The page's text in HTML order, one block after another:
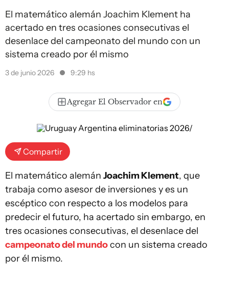
El matemático alemán Joachim Klement ha
acertado en tres ocasiones consecutivas el
desenlace del campeonato del mundo con un
sistema creado por él mismo
3 de junio 2026 9:29 hs
Agregar El Observador en
Compartir
El matemático alemán Joachim Klement, que
trabaja como asesor de inversiones y es un
escéptico con respecto a los modelos para
predecir el futuro, ha acertado sin embargo, en
tres ocasiones consecutivas, el desenlace del
campeonato del mundocon un sistema creado
por él mismo.